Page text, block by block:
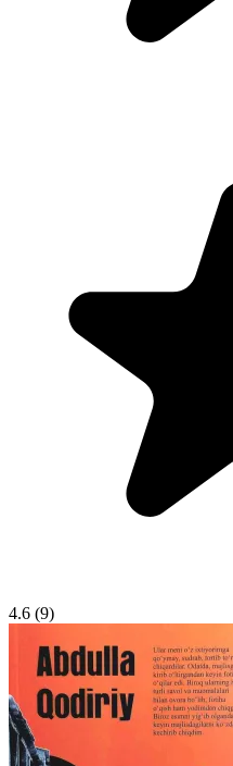
4.6 (9)